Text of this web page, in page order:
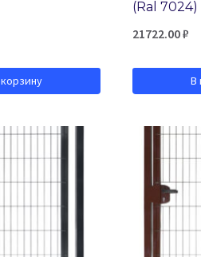
(Ral 7024)
21722.00₽
В